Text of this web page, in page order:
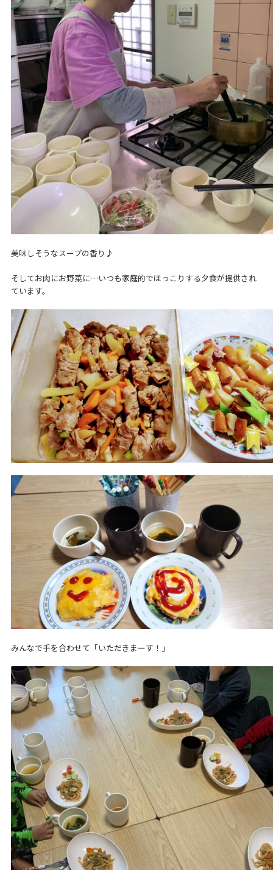
美味しそうなスープの香り♪
そしてお肉にお野菜に…いつも家庭的でほっこりする夕食が提供され
ています。
みんなで手を合わせて「いただきまーす！」